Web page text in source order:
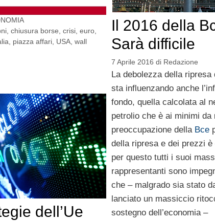
,chiusura borse ,crisi ,euro
piazza affari, USA, wall
Il 2016 della
Sarà difficile
7 Aprile 2016 di Redazione
La debolezza della ripresa
sta influenzando anche
fondo, quella calcolata al
petrolio che è ai minimi da
preoccupazione della Bce
della ripresa e dei prezzi è
per questo tutti i suoi
rappresentanti sono
che – malgrado sia stato
lanciato un massiccio
sostegno dell’economia –
dell’Ue